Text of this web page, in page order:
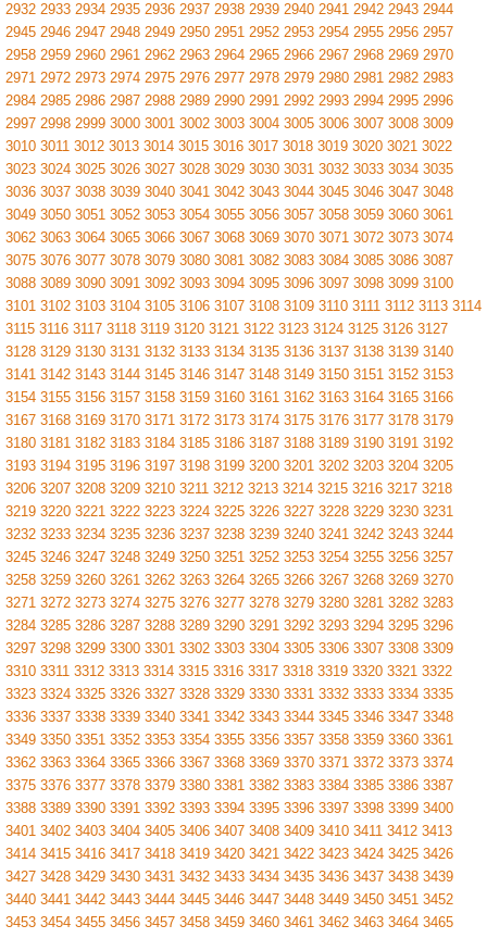
2932 2933 2934 2935 2936 2937 2938 2939 2940 2941 2942 2943 2944
2945 2946 2947 2948 2949 2950 2951 2952 2953 2954 2955 2956 2957
2958 2959 2960 2961 2962 2963 2964 2965 2966 2967 2968 2969 2970
2971 2972 2973 2974 2975 2976 2977 2978 2979 2980 2981 2982 2983
2984 2985 2986 2987 2988 2989 2990 2991 2992 2993 2994 2995 2996
2997 2998 2999 3000 3001 3002 3003 3004 3005 3006 3007 3008 3009
3010 3011 3012 3013 3014 3015 3016 3017 3018 3019 3020 3021 3022
3023 3024 3025 3026 3027 3028 3029 3030 3031 3032 3033 3034 3035
3036 3037 3038 3039 3040 3041 3042 3043 3044 3045 3046 3047 3048
3049 3050 3051 3052 3053 3054 3055 3056 3057 3058 3059 3060 3061
3062 3063 3064 3065 3066 3067 3068 3069 3070 3071 3072 3073 3074
3075 3076 3077 3078 3079 3080 3081 3082 3083 3084 3085 3086 3087
3088 3089 3090 3091 3092 3093 3094 3095 3096 3097 3098 3099 3100
3101 3102 3103 3104 3105 3106 3107 3108 3109 3110 3111 3112 3113 3114
3115 3116 3117 3118 3119 3120 3121 3122 3123 3124 3125 3126 3127
3128 3129 3130 3131 3132 3133 3134 3135 3136 3137 3138 3139 3140
3141 3142 3143 3144 3145 3146 3147 3148 3149 3150 3151 3152 3153
3154 3155 3156 3157 3158 3159 3160 3161 3162 3163 3164 3165 3166
3167 3168 3169 3170 3171 3172 3173 3174 3175 3176 3177 3178 3179
3180 3181 3182 3183 3184 3185 3186 3187 3188 3189 3190 3191 3192
3193 3194 3195 3196 3197 3198 3199 3200 3201 3202 3203 3204 3205
3206 3207 3208 3209 3210 3211 3212 3213 3214 3215 3216 3217 3218
3219 3220 3221 3222 3223 3224 3225 3226 3227 3228 3229 3230 3231
3232 3233 3234 3235 3236 3237 3238 3239 3240 3241 3242 3243 3244
3245 3246 3247 3248 3249 3250 3251 3252 3253 3254 3255 3256 3257
3258 3259 3260 3261 3262 3263 3264 3265 3266 3267 3268 3269 3270
3271 3272 3273 3274 3275 3276 3277 3278 3279 3280 3281 3282 3283
3284 3285 3286 3287 3288 3289 3290 3291 3292 3293 3294 3295 3296
3297 3298 3299 3300 3301 3302 3303 3304 3305 3306 3307 3308 3309
3310 3311 3312 3313 3314 3315 3316 3317 3318 3319 3320 3321 3322
3323 3324 3325 3326 3327 3328 3329 3330 3331 3332 3333 3334 3335
3336 3337 3338 3339 3340 3341 3342 3343 3344 3345 3346 3347 3348
3349 3350 3351 3352 3353 3354 3355 3356 3357 3358 3359 3360 3361
3362 3363 3364 3365 3366 3367 3368 3369 3370 3371 3372 3373 3374
3375 3376 3377 3378 3379 3380 3381 3382 3383 3384 3385 3386 3387
3388 3389 3390 3391 3392 3393 3394 3395 3396 3397 3398 3399 3400
3401 3402 3403 3404 3405 3406 3407 3408 3409 3410 3411 3412 3413
3414 3415 3416 3417 3418 3419 3420 3421 3422 3423 3424 3425 3426
3427 3428 3429 3430 3431 3432 3433 3434 3435 3436 3437 3438 3439
3440 3441 3442 3443 3444 3445 3446 3447 3448 3449 3450 3451 3452
3453 3454 3455 3456 3457 3458 3459 3460 3461 3462 3463 3464 3465